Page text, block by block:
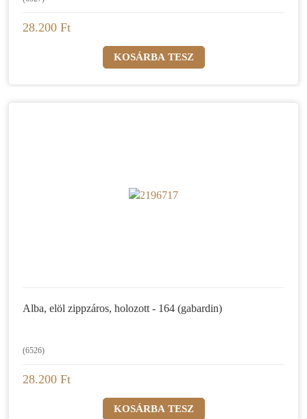
28.200 Ft
Alba, elöl zippzáros, holozott - 164 (gabardin)
(6526)
28.200 Ft